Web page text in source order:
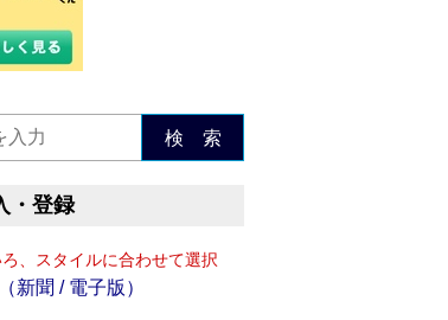
検 索
・登録
、スタイルに合わせて選択
新聞 / 電子版）